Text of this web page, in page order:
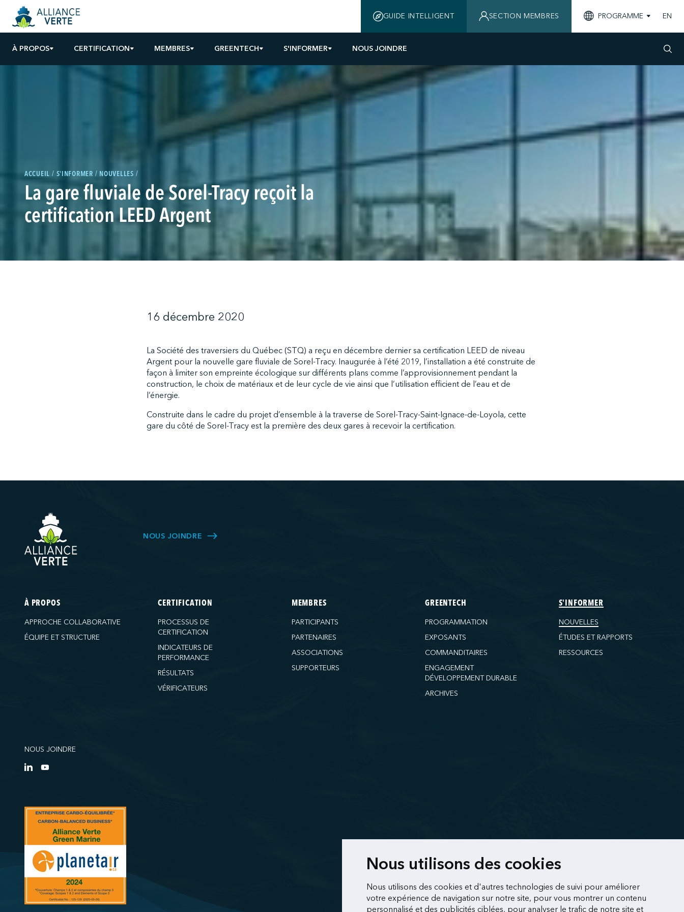
Nous utilisons des cookies
Nous utilisons des cookies et d'autres technologies de suivi pour améliorer
votre expérience de navigation sur notre site, pour vous montrer un contenu
personnalisé et des publicités ciblées, pour analyser le trafic de notre site et
À PROPOS CERTIFICATION MEMBRES GREENTECH S'INFORMER NOUS JOINDRE
GUIDE INTELLIGENT SECTION MEMBRES PROGRAMME EN
ACCUEIL S'INFORMER NOUVELLES
La gare fluviale de Sorel-Tracy reçoit la
certification LEED Argent
16 décembre 2020
La Société des traversiers du Québec (STQ) a reçu en décembre dernier sa certification LEED de niveau
Argent pour la nouvelle gare fluviale de Sorel-Tracy. Inaugurée à l’été 2019, l’installation a été construite de
façon à limiter son empreinte écologique sur différents plans comme l’approvisionnement pendant la
construction, le choix de matériaux et de leur cycle de vie ainsi que l’utilisation efficient de l’eau et de
l’énergie.
Construite dans le cadre du projet d’ensemble à la traverse de Sorel-Tracy-Saint-Ignace-de-Loyola, cette
gare du côté de Sorel-Tracy est la première des deux gares à recevoir la certification.
NOUS JOINDRE
À PROPOS
APPROCHE COLLABORATIVE
ÉQUIPE ET STRUCTURE
CERTIFICATION
PROCESSUS DE
CERTIFICATION
INDICATEURS DE
PERFORMANCE
RÉSULTATS
VÉRIFICATEURS
MEMBRES
PARTICIPANTS
PARTENAIRES
ASSOCIATIONS
SUPPORTEURS
GREENTECH
PROGRAMMATION
EXPOSANTS
COMMANDITAIRES
ENGAGEMENT
DÉVELOPPEMENT DURABLE
ARCHIVES
S'INFORMER
NOUVELLES
ÉTUDES ET RAPPORTS
RESSOURCES
NOUS JOINDRE